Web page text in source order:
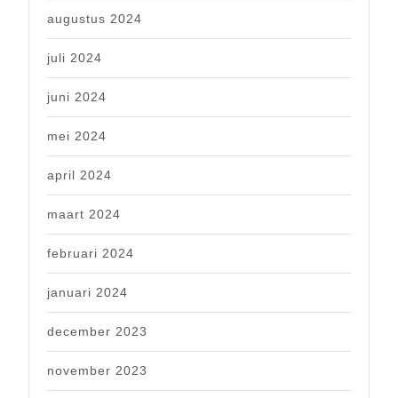
augustus 2024
juli 2024
juni 2024
mei 2024
april 2024
maart 2024
februari 2024
januari 2024
december 2023
november 2023